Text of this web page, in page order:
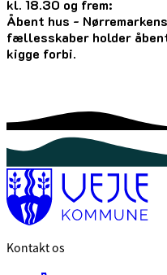
kl. 18.30 og frem:
Åbent hus -
fællesskaber holder
kigge forbi.
Kontakt os